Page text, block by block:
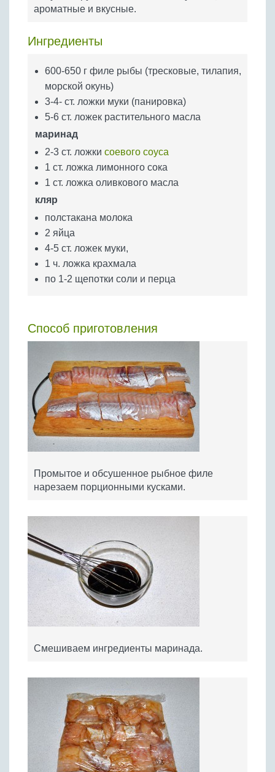
Бобовые
Крупы
ароматные и вкусные.
Ингредиенты
600-650 г филе рыбы (тресковые, тилапия,
морской окунь)
3-4- ст. ложки муки (панировка)
5-6 ст. ложек растительного масла
маринад
2-3 ст. ложки соевого соуса
1 ст. ложка лимонного сока
1 ст. ложка оливкового масла
кляр
полстакана молока
2 яйца
4-5 ст. ложек муки,
1 ч. ложка крахмала
по 1-2 щепотки соли и перца
Способ приготовления
Промытое и обсушенное рыбное филе
нарезаем порционными кусками.
Смешиваем ингредиенты маринада.